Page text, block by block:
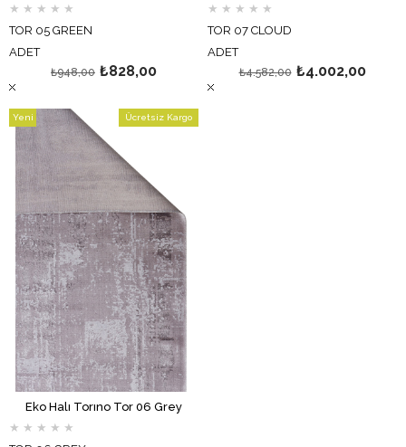
★ ★ ★ ★ ★
TOR 05 GREEN
ADET
₺828,00
₺948,00
★ ★ ★ ★ ★
TOR 07 CLOUD
ADET
₺4.002,00
₺4.582,00
Eko Halı Torıno Tor 06 Grey
★ ★ ★ ★ ★
Ücretsiz Kargo
Yeni
Ürün